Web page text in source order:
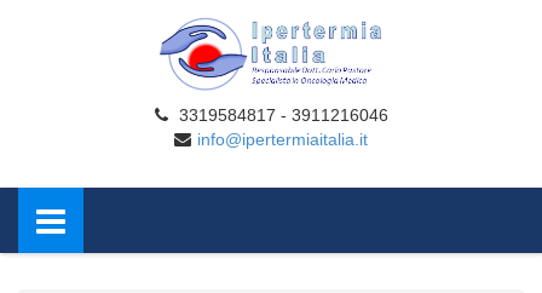
3319584817 - 3911216046
info@ipertermiaitalia.it